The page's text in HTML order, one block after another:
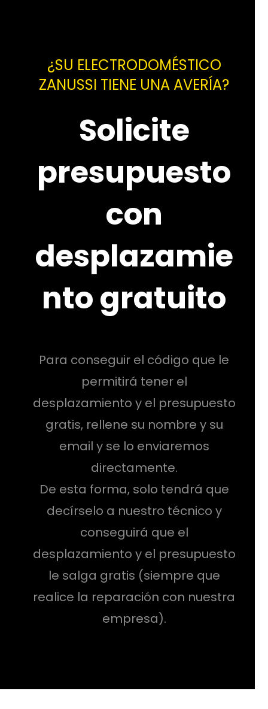
¿SU ELECTRODOMÉSTICO
ZANUSSI TIENE UNA AVERÍA?
Solicite
presupuesto
con
desplazamie
nto gratuito
Para conseguir el código que le
permitirá tener el
desplazamiento y el presupuesto
gratis, rellene su nombre y su
email y se lo enviaremos
directamente.
De esta forma, solo tendrá que
decírselo a nuestro técnico y
conseguirá que el
desplazamiento y el presupuesto
le salga gratis (siempre que
realice la reparación con nuestra
empresa).